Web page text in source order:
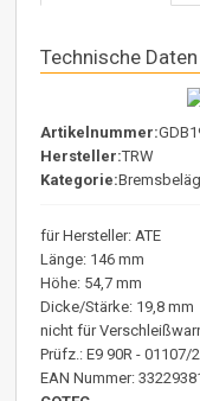
Technische
Artikelnummer:
Hersteller:TRW
Kategorie:
für Hersteller: ATE
Länge: 146 mm
Höhe: 54,7 mm
Dicke/Stärke: 19,8 mm
nicht für
Prüfz.: E9 90R - 01107/
EAN Nummer: